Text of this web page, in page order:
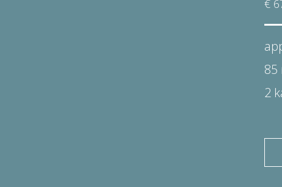
€
85
2